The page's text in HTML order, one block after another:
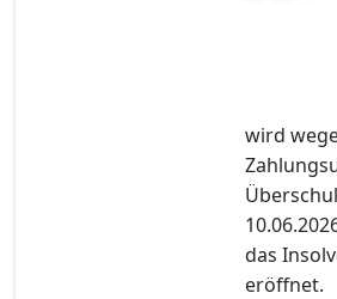
wird
das
eröffnet.